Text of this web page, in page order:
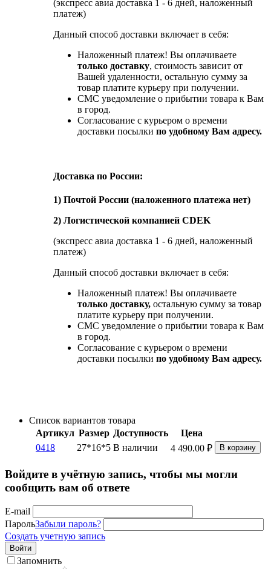
(экспресс авиа доставка 1 - 6 дней, наложенный
платеж)
Данный способ доставки включает в себя:
Наложенный платеж! Вы оплачиваете
только доставку, стоимость зависит от
Вашей удаленности, остальную сумму за
товар платите курьеру при получении.
СМС уведомление о прибытии товара к Вам
в город.
Согласование с курьером о времени
доставки посылки по удобному Вам адресу.
Доставка по России:
1) Почтой России (наложенного платежа нет)
2) Логистической компанией CDEK
(экспресс авиа доставка 1 - 6 дней, наложенный
платеж)
Данный способ доставки включает в себя:
Наложенный платеж! Вы оплачиваете
только доставку, остальную сумму за товар
платите курьеру при получении.
СМС уведомление о прибытии товара к Вам
в город.
Согласование с курьером о времени
доставки посылки по удобному Вам адресу.
Список вариантов товара
Артикул Размер Доступность
Цена
0418
27*16*5 В наличии 4 490.00 ₽ В корзину
Войдите в учётную запись, чтобы мы могли
сообщить вам об ответе
E-mail
ПарольЗабыли пароль?
Создать учетную запись
Войти
Запомнить